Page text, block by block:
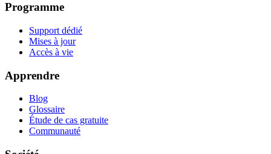
Programme
Support dédié
Mises à jour
Accès à vie
Apprendre
Blog
Glossaire
Étude de cas gratuite
Communauté